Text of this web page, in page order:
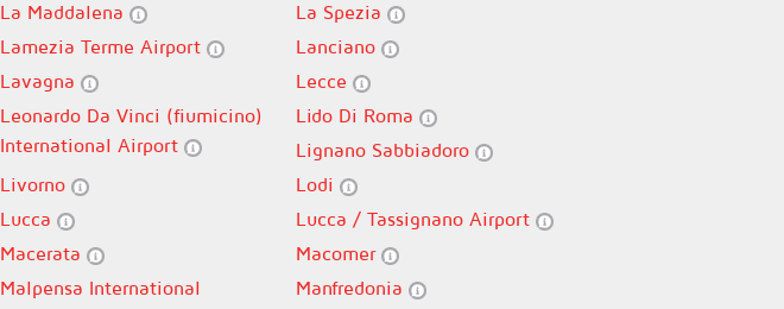
La Maddalena
La Spezia
Lamezia Terme Airport
Lanciano
Lavagna
Lecce
Leonardo Da Vinci (fiumicino)
International Airport
Lido Di Roma
Lignano Sabbiadoro
Livorno
Lodi
Lucca
Lucca / Tassignano Airport
Macerata
Macomer
Malpensa International
Manfredonia